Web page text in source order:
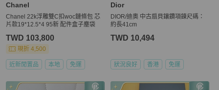
Chanel
Chanel 22k浮雕雙C扣woc鏈條包 芯
片款19*12.5*4 95新 配件盒子塵袋
TWD 103,800
現折 4,500
近新閒置品 本地 免運
Dior
DIOR/迪奧 中古扇貝鑲鑽項鍊尺碼：
約長41cm
TWD 10,494
狀況良好 香港 免運